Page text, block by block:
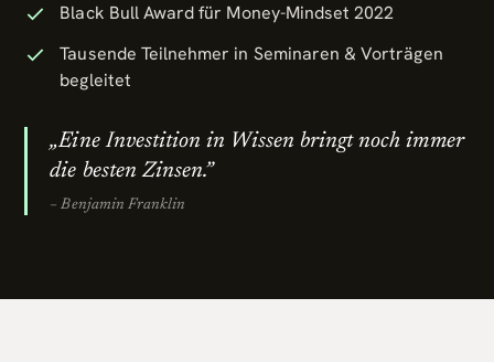
Black Bull Award für Money-Mindset 2022
Tausende Teilnehmer in Seminaren & Vorträgen
begleitet
„Eine Investition in Wissen bringt noch immer
die besten Zinsen.”
– Benjamin Franklin